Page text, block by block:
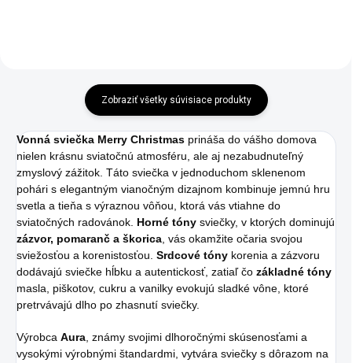
Zobraziť všetky súvisiace produkty
Vonná sviečka Merry Christmas prináša do vášho domova
nielen krásnu sviatočnú atmosféru, ale aj nezabudnuteľný
zmyslový zážitok. Táto sviečka v jednoduchom sklenenom
pohári s elegantným vianočným dizajnom kombinuje jemnú hru
svetla a tieňa s výraznou vôňou, ktorá vás vtiahne do
sviatočných radovánok. Horné tóny sviečky, v ktorých dominujú
zázvor, pomaranč a škorica , vás okamžite očaria svojou
sviežosťou a korenistosťou. Srdcové tóny korenia a zázvoru
dodávajú sviečke hĺbku a autentickosť, zatiaľ čo základné tóny
masla, piškotov, cukru a vanilky evokujú sladké vône, ktoré
pretrvávajú dlho po zhasnutí sviečky.
Výrobca Aura , známy svojimi dlhoročnými skúsenosťami a
vysokými výrobnými štandardmi, vytvára sviečky s dôrazom na